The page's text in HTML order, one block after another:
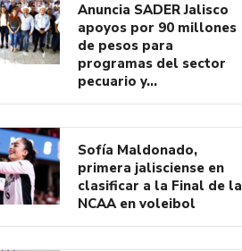
Anuncia SADER Jalisco
apoyos por 90 millones
de pesos para
programas del sector
pecuario y…
Sofía Maldonado,
primera jalisciense en
clasificar a la Final de la
NCAA en voleibol